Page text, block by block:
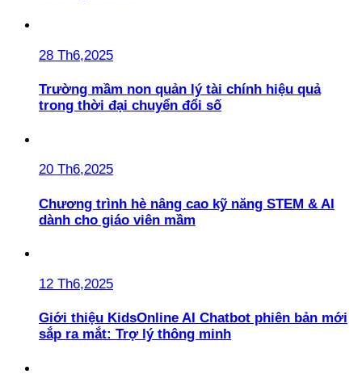
28 Th6,2025
Trường mầm non quản lý tài chính hiệu quả
trong thời đại chuyển đổi số
20 Th6,2025
Chương trình hè nâng cao kỹ năng STEM & AI
dành cho giáo viên mầm
12 Th6,2025
Giới thiệu KidsOnline AI Chatbot phiên bản mới
sắp ra mắt: Trợ lý thông minh